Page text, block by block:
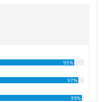
95%
97%
99%